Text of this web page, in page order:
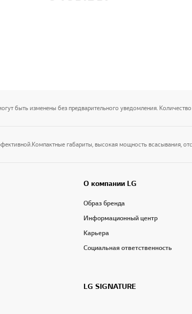
быть изменены без предварительного уведомления.
О компании LG
Образ бренда
Информационный центр
Карьера
Социальная ответственность
LG SIGNATURE